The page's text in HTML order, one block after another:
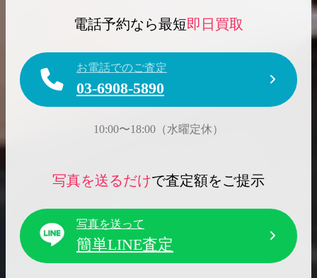
電話予約なら最短即日買取
お電話でのご査定
03-6908-5890
10:00〜18:00（水曜定休）
写真を送るだけで査定額をご提示
写真を送って
簡単LINE査定